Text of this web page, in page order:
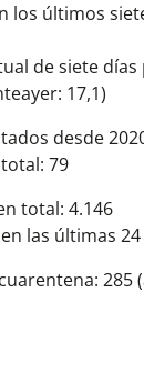
los últimos
de siete días
17,1)
desde
79
total: 4.146
las últimas
285